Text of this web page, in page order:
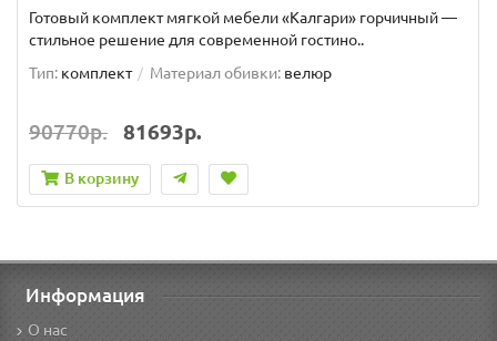
Готовый комплект мягкой мебели «Калгари» горчичный —
стильное решение для современной гостино..
Тип: комплект Материал обивки: велюр
90770р. 81693р.
В корзину
Информация
О нас